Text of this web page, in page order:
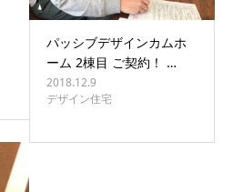
パッシブデザインカムホ
ーム 2棟目 ご契約！ …
2018.12.9
デザイン住宅